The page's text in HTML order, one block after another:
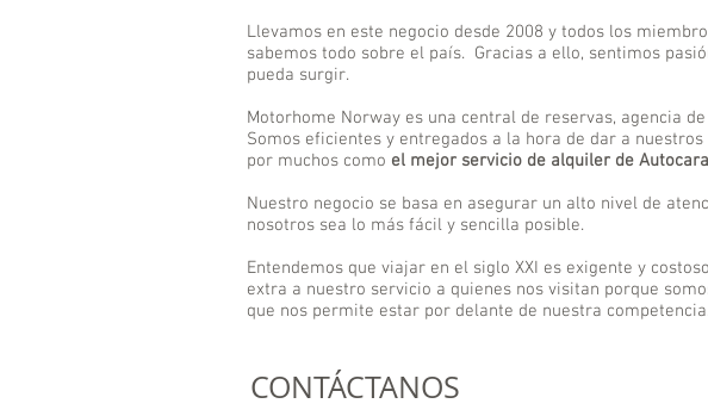
Llevamos en este negocio desde 2008 y todos los
sabemos todo sobre el país. Gracias a ello, sentimos
pueda surgir.
Motorhome Norway es una central de reservas, agencia
Somos eficientes y entregados a la hora de dar a
por muchos como el mejor servicio de alquiler de
Nuestro negocio se basa en asegurar un alto nivel de
nosotros sea lo más fácil y sencilla posible.
Entendemos que viajar en el siglo XXI es exigente y
extra a nuestro servicio a quienes nos visitan porque
que nos permite estar por delante de nuestra
CONTÁCTANOS